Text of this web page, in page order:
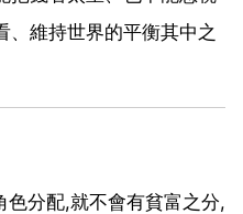
、維持世界的平衡其中之
分配,就不會有貧富之分,